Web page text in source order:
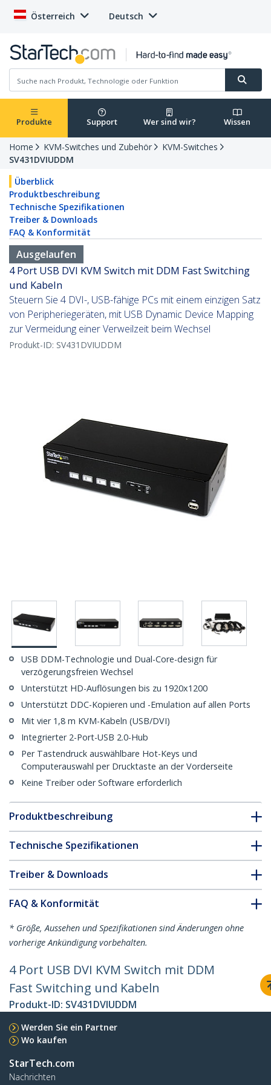
Österreich Deutsch
Produkte Support Wer sind wir? Wissen
Home KVM-Switches und Zubehör
KVM-Switches
SV431DVIUDDM
Überblick
Produktbeschreibung
Technische Spezifikationen
Treiber & Downloads
FAQ & Konformität
Ausgelaufen
4 Port USB DVI KVM Switch mit DDM Fast Switching
und Kabeln
Steuern Sie 4 DVI-, USB-fähige PCs mit einem einzigen Satz
von Peripheriegeräten, mit USB Dynamic Device Mapping
zur Vermeidung einer Verweilzeit beim Wechsel
Produkt-ID: SV431DVIUDDM
USB DDM-Technologie und Dual-Core-design für
verzögerungsfreien Wechsel
Unterstützt HD-Auflösungen bis zu 1920x1200
Unterstützt DDC-Kopieren und -Emulation auf allen Ports
Mit vier 1,8 m KVM-Kabeln (USB/DVI)
Integrierter 2-Port-USB 2.0-Hub
Per Tastendruck auswählbare Hot-Keys und
Computerauswahl per Drucktaste an der Vorderseite
Keine Treiber oder Software erforderlich
Produktbeschreibung
Technische Spezifikationen
Treiber & Downloads
FAQ & Konformität
* Größe, Aussehen und Spezifikationen sind Änderungen ohne
vorherige Ankündigung vorbehalten.
4 Port USB DVI KVM Switch mit DDM
Fast Switching und Kabeln
Produkt-ID: SV431DVIUDDM
Werden Sie ein Partner
Wo kaufen
StarTech.com
Nachrichten